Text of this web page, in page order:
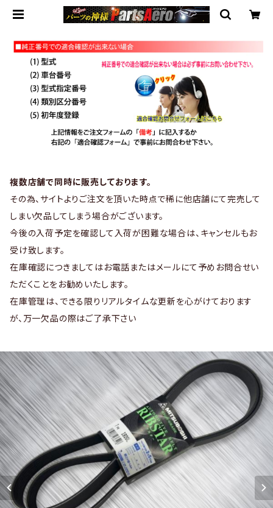
複数店舗で同時に販売しております。
その為、サイトよりご注文を頂いた時点で稀に他店舗にて完売して
しまい欠品してしまう場合がございます。
今後の入荷予定を確認して入荷が困難な場合は、キャンセルもお
受け致します。
在庫確認につきましてはお電話またはメールにて予めお問合せい
ただくことをお勧めいたします。
在庫管理は、できる限りリアルタイムな更新を心がけております
が、万一欠品の際はご了承下さい